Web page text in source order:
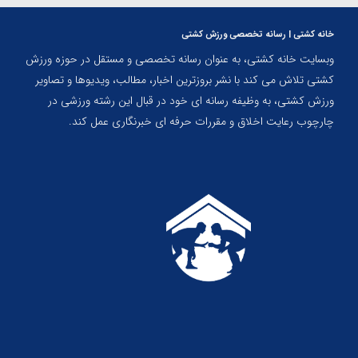
خانه کشتی | رسانه تخصصی ورزش کشتی
وبسایت خانه کشتی، به عنوان رسانه تخصصی و مستقل در حوزه ورزش
کشتی تلاش می کند با نشر بروزترین اخبار، مطالب، ویدیوها و تصاویر
ورزش کشتی، به وظیفه رسانه ای خود در قبال این رشته ورزشی در
چارچوب رعایت اخلاق و مقررات حرفه ای خبرنگاری عمل کند.